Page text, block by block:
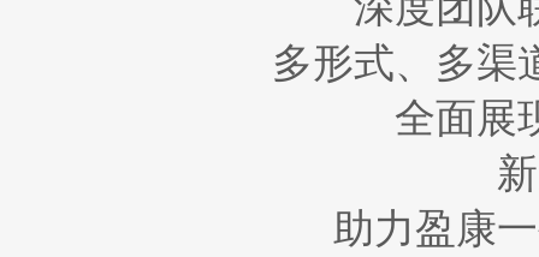
多形式、多渠
全面展
助力盈康